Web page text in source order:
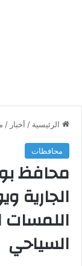
الرئيسية / أخبار /
محافظات
محافظ
الجارية
السياحي